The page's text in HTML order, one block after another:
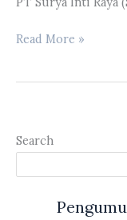
Androy
PUPR-
PKPP
Peninjauan
Read More »
Search